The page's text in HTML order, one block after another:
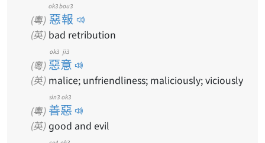
(粵) 惡報
ok3 bou3
(英) bad retribution
(粵) 惡意
ok3 ji3
(英) malice; unfriendliness; maliciously; viciously
(粵) 善惡
sin3 ok3
(英) good and evil